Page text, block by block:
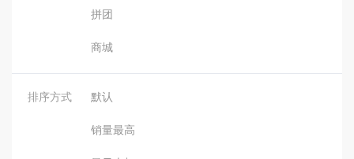
拼团
商城
排序方式 默认
销量最高